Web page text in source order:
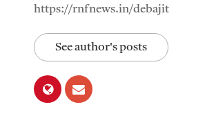
https://rnfnews.in/debajit
See author's posts